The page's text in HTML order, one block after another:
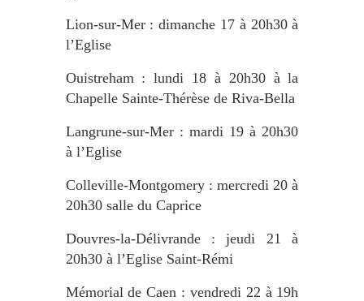
Lion-sur-Mer : dimanche 17 à 20h30 à
l’Eglise
Ouistreham : lundi 18 à 20h30 à la
Chapelle Sainte-Thérèse de Riva-Bella
Langrune-sur-Mer : mardi 19 à 20h30
à l’Eglise
Colleville-Montgomery : mercredi 20 à
20h30 salle du Caprice
Douvres-la-Délivrande : jeudi 21 à
20h30 à l’Eglise Saint-Rémi
Mémorial de Caen : vendredi 22 à 19h